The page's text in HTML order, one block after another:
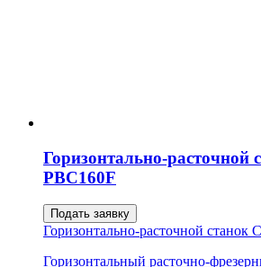
Горизонтально-расточной
PBC160F
Подать заявку
Горизонтально-расточной станок
Горизонтальный расточно-